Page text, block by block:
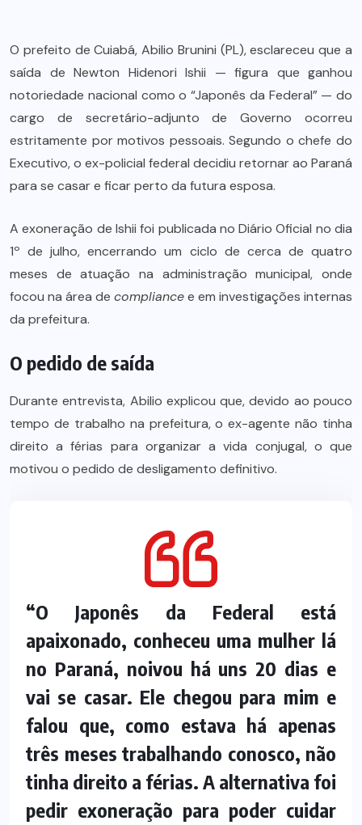
O prefeito de Cuiabá, Abilio Brunini (PL), esclareceu que a
saída de Newton Hidenori Ishii — figura que ganhou
notoriedade nacional como o “Japonês da Federal” — do
cargo de secretário-adjunto de Governo ocorreu
estritamente por motivos pessoais. Segundo o chefe do
Executivo, o ex-policial federal decidiu retornar ao Paraná
para se casar e ficar perto da futura esposa.
A exoneração de Ishii foi publicada no Diário Oficial no dia
1º de julho, encerrando um ciclo de cerca de quatro
meses de atuação na administração municipal, onde
focou na área de compliancee em investigações internas
da prefeitura.
O pedido de saída
Durante entrevista, Abilio explicou que, devido ao pouco
tempo de trabalho na prefeitura, o ex-agente não tinha
direito a férias para organizar a vida conjugal, o que
motivou o pedido de desligamento definitivo.
“O Japonês da Federal está
apaixonado, conheceu uma mulher lá
no Paraná, noivou há uns 20 dias e
vai se casar. Ele chegou para mim e
falou que, como estava há apenas
três meses trabalhando conosco, não
tinha direito a férias. A alternativa foi
pedir exoneração para poder cuidar